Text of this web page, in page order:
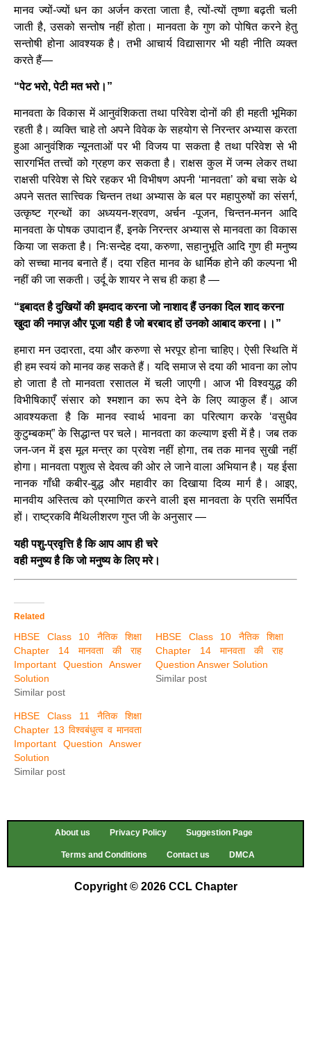
मानव ज्यों-ज्यों धन का अर्जन करता जाता है, त्यों-त्यों तृष्णा बढ़ती चली
जाती है, उसको सन्तोष नहीं होता। मानवता के गुण को पोषित करने हेतु
सन्तोषी होना आवश्यक है। तभी आचार्य विद्यासागर भी यही नीति व्यक्त
करते हैं—
“पेट भरो, पेटी मत भरो।”
मानवता के विकास में आनुवंशिकता तथा परिवेश दोनों की ही महती भूमिका
रहती है। व्यक्ति चाहे तो अपने विवेक के सहयोग से निरन्तर अभ्यास करता
हुआ आनुवंशिक न्यूनताओं पर भी विजय पा सकता है तथा परिवेश से भी
सारगर्भित तत्त्वों को ग्रहण कर सकता है। राक्षस कुल में जन्म लेकर तथा
राक्षसी परिवेश से घिरे रहकर भी विभीषण अपनी ‘मानवता’ को बचा सके थे
अपने सतत सात्त्विक चिन्तन तथा अभ्यास के बल पर महापुरुषों का संसर्ग,
उत्कृष्ट ग्रन्थों का अध्ययन-श्रवण, अर्चन -पूजन, चिन्तन-मनन आदि
मानवता के पोषक उपादान हैं, इनके निरन्तर अभ्यास से मानवता का विकास
किया जा सकता है। निःसन्देह दया, करुणा, सहानुभूति आदि गुण ही मनुष्य
को सच्चा मानव बनाते हैं। दया रहित मानव के धार्मिक होने की कल्पना भी
नहीं की जा सकती। उर्दू के शायर ने सच ही कहा है —
“इबादत है दुखियों की इमदाद करना जो नाशाद हैं उनका दिल शाद करना
खुदा की नमाज़ और पूजा यही है जो बरबाद हों उनको आबाद करना।।”
हमारा मन उदारता, दया और करुणा से भरपूर होना चाहिए। ऐसी स्थिति में
ही हम स्वयं को मानव कह सकते हैं। यदि समाज से दया की भावना का लोप
हो जाता है तो मानवता रसातल में चली जाएगी। आज भी विश्वयुद्ध की
विभीषिकाएँ संसार को श्मशान का रूप देने के लिए व्याकुल हैं। आज
आवश्यकता है कि मानव स्वार्थ भावना का परित्याग करके ‘वसुधैव
कुटुम्बकम्” के सिद्धान्त पर चले। मानवता का कल्याण इसी में है। जब तक
जन-जन में इस मूल मन्त्र का प्रवेश नहीं होगा, तब तक मानव सुखी नहीं
होगा। मानवता पशुत्व से देवत्व की ओर ले जाने वाला अभियान है। यह ईसा
नानक गाँधी कबीर-बुद्ध और महावीर का दिखाया दिव्य मार्ग है। आइए,
मानवीय अस्तित्व को प्रमाणित करने वाली इस मानवता के प्रति समर्पित
हों। राष्ट्रकवि मैथिलीशरण गुप्त जी के अनुसार —
यही पशु-प्रवृत्ति है कि आप आप ही चरे
वही मनुष्य है कि जो मनुष्य के लिए मरे।
Related
HBSE Class 10 नैतिक शिक्षा
Chapter 14 मानवता की राह
Important Question Answer
Solution
Similar post
HBSE Class 10 नैतिक शिक्षा
Chapter 14 मानवता की राह
Question Answer Solution
Similar post
HBSE Class 11 नैतिक शिक्षा
Chapter 13 विश्वबंधुत्व व मानवता
Important Question Answer
Solution
Similar post
About us Privacy Policy Suggestion Page
Terms and Conditions Contact us DMCA
Copyright © 2026 CCL Chapter